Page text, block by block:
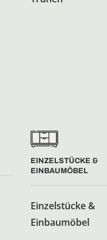
EINZELSTÜCKE &
EINBAUMÖBEL
Einzelstücke &
Einbaumöbel